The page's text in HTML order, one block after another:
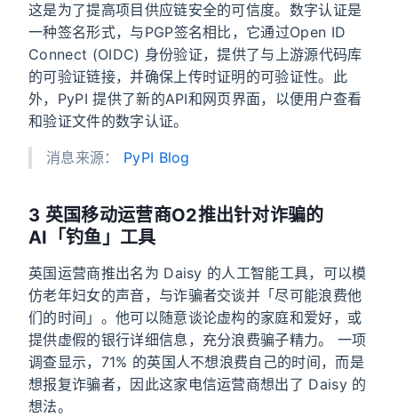
这是为了提高项目供应链安全的可信度。数字认证是
一种签名形式，与PGP签名相比，它通过Open ID
Connect (OIDC) 身份验证，提供了与上游源代码库
的可验证链接，并确保上传时证明的可验证性。此
外，PyPI 提供了新的API和网页界面，以便用户查看
和验证文件的数字认证。
消息来源： PyPI Blog
3 英国移动运营商O2推出针对诈骗的
AI「钓鱼」工具
英国运营商推出名为 Daisy 的人工智能工具，可以模
仿老年妇女的声音，与诈骗者交谈并「尽可能浪费他
们的时间」。他可以随意谈论虚构的家庭和爱好，或
提供虚假的银行详细信息，充分浪费骗子精力。 一项
调查显示，71% 的英国人不想浪费自己的时间，而是
想报复诈骗者，因此这家电信运营商想出了 Daisy 的
想法。